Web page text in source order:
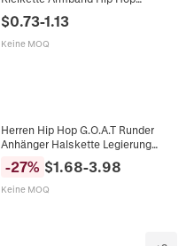
Schmuck Mit Knebelverschluss
Schwarz Silber Handkette
$0.73-1.13
Keine MOQ
Herren Hip Hop G.O.A.T Runder
Anhänger Halskette Legierung
Personalisierter Schmuck
-27% $1.68-3.98
Keine MOQ